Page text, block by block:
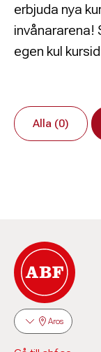
erbjuda nya
invånararena!
egen kul
Alla (0)
Aros